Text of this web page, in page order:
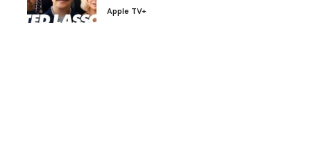
Apple TV+